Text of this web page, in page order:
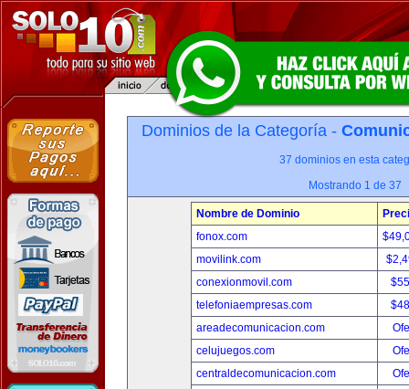
Dominios de la Categoría -
37 dominios en esta
Mostrando 1 de 37
Nombre de Dominio
fonox.com
movilink.com
conexionmovil.com
telefoniaempresas.com
areadecomunicacion.com
celujuegos.com
centraldecomunicacion.com